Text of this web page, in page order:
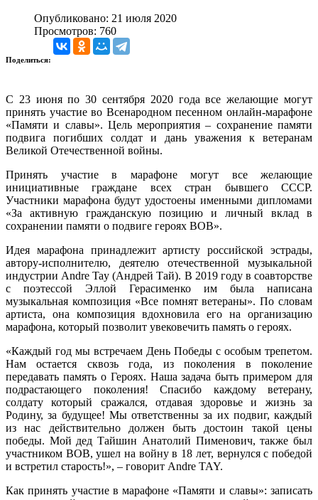
Опубликовано: 21 июля 2020
Просмотров: 760
Поделиться:
С 23 июня по 30 сентября 2020 года все желающие могут
принять участие во Всенародном песенном онлайн-марафоне
«Памяти и славы». Цель мероприятия – сохранение памяти
подвига погибших солдат и дань уважения к ветеранам
Великой Отечественной войны.
Принять участие в марафоне могут все желающие
инициативные граждане всех стран бывшего СССР.
Участники марафона будут удостоены именными дипломами
«За активную гражданскую позицию и личный вклад в
сохранении памяти о подвиге героях ВОВ».
Идея марафона принадлежит артисту российской эстрады,
автору-исполнителю, деятелю отечественной музыкальной
индустрии Andre Tay (Андрей Тай). В 2019 году в соавторстве
с поэтессой Эллой Герасименко им была написана
музыкальная композиция «Все помнят ветераны». По словам
артиста, она композиция вдохновила его на организацию
марафона, который позволит увековечить память о героях.
«Каждый год мы встречаем День Победы с особым трепетом.
Нам остается сквозь года, из поколения в поколение
передавать память о Героях. Наша задача быть примером для
подрастающего поколения! Спасибо каждому ветерану,
солдату который сражался, отдавая здоровье и жизнь за
Родину, за будущее! Мы ответственны за их подвиг, каждый
из нас действительно должен быть достоин такой цены
победы. Мой дед Тайшин Анатолий Пименович, также был
участником ВОВ, ушел на войну в 18 лет, вернулся с победой
и встретил старость!», – говорит Andre TAY.
Как принять участие в марафоне «Памяти и славы»: записать